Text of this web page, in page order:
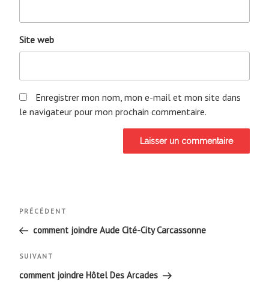
Site web
Enregistrer mon nom, mon e-mail et mon site dans
le navigateur pour mon prochain commentaire.
Navigation
de
l’article
Article
précédent
PRÉCÉDENT
comment joindre Aude Cité-City Carcassonne
Article
suivant
SUIVANT
comment joindre Hôtel Des Arcades